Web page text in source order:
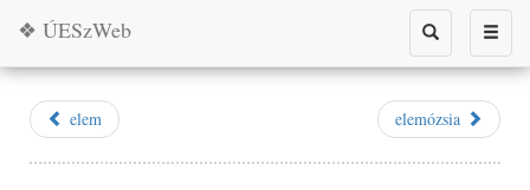
Toggle
Toggle
search
❖ ÚESzWeb
elem elemózsia